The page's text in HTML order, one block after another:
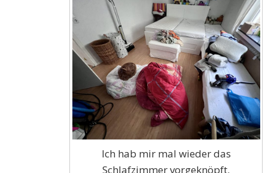
Ich hab mir mal wieder das
Schlafzimmer vorgeknöpft.